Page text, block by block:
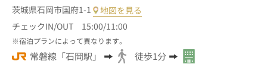
茨城県石岡市国府1-1
地図を見る
チェックIN/OUT 15:00/11:00
宿泊プランによって異なります。
常磐線「石岡駅」 徒歩1分